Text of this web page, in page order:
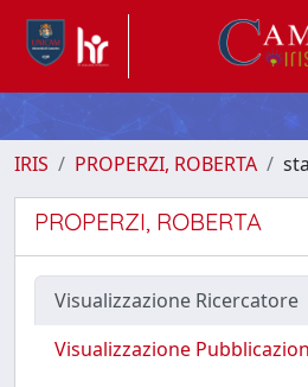
IRIS PROPERZI, ROBERTA
PROPERZI, ROBERTA
Visualizzazione Ricercatore
Visualizzazione